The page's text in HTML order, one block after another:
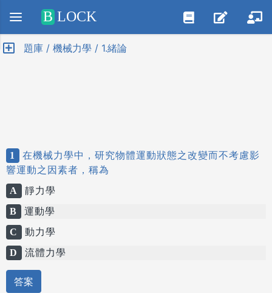
Positive SSL
B LOCK
題庫 / 機械力學 / 1.緒論
1
在機械力學中，研究物體運動狀態之改變而不考慮影
響運動之因素者，稱為
A
靜力學
B
運動學
C
動力學
D
流體力學
答案